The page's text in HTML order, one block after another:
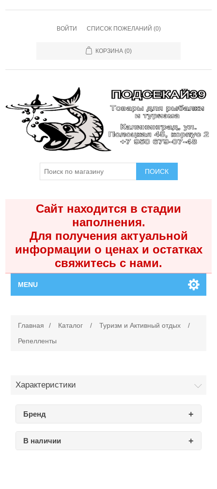
ВОЙТИ СПИСОК ПОЖЕЛАНИЙ (0)
КОРЗИНА (0)
ПОИСК
Сайт находится в стадии
наполнения.
Для получения актуальной
информации о ценах и остатках
свяжитесь с нами.
MENU
Каталог
Поиск
Главная / Каталог / Туризм и Активный отдых
/
Репелленты
Характеристики
Бренд
В наличии